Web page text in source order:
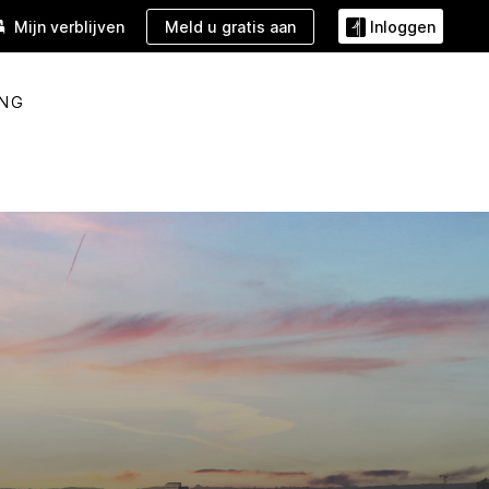
Mijn verblijven Meld u gratis aan Inloggen